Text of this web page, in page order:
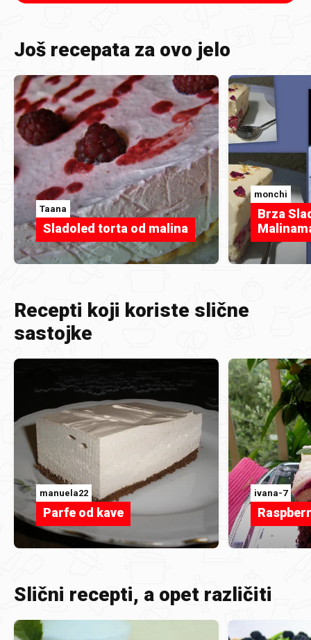
Još recepata za ovo jelo
Taana
Sladoled torta od malina
monchi
Brza
Recepti koji koriste slične
sastojke
manuela22
Parfe od kave
ivana-7
Slični recepti, a opet različiti